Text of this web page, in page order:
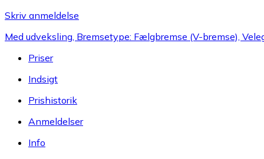
Skriv anmeldelse
Med udveksling, Bremsetype: Fælgbremse (V-bremse),
Priser
Indsigt
Prishistorik
Anmeldelser
Info